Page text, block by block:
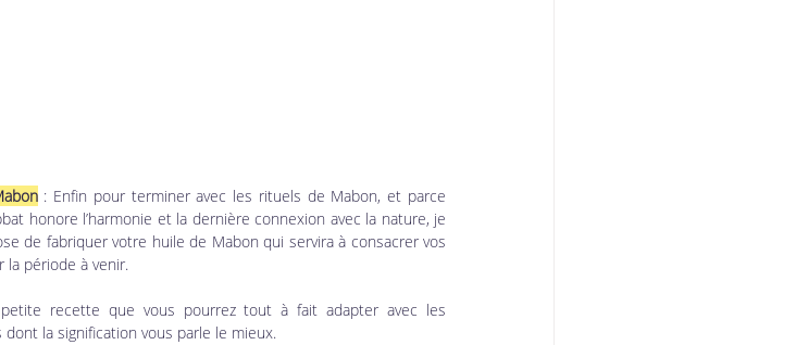
: Enfin pour terminer avec les rituels de Mabon, et parce
honore l’harmonie et la dernière connexion avec la nature, je
de fabriquer votre huile de Mabon qui servira à consacrer vos
la période à venir.
recette que vous pourrez tout à fait adapter avec les
dont la signification vous parle le mieux.